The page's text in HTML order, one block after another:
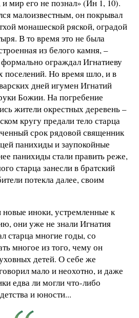
мир его не познал» (Ин 1, 10).
малоизвестным, он покрывал
монашеской ряской, оградой
В то время это не была
из белого камня, –
ограждал Игнатиеву
поселений. Но время шло, и в
дней игумен Игнатий
Божии. На погребение
жители окрестных деревень –
кругу предали тело старца
срок рядовой священник
панихиды и заупокойные
панихиды стали править реже,
старца занесли в братский
потекла далее, своим
иноки, устремленные к
они уже не знали Игнатия
старца многие годы, со
многое из того, чему он
детей. О себе же
мало и неохотно, и даже
едва ли могли что-либо
и юности...